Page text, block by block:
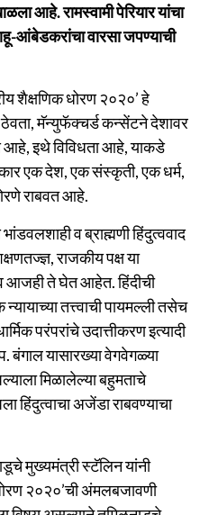
आहे. रामस्वामी पेरियार यांचा
आंबेडकरांचा वारसा जपण्याची
शैक्षणिक धोरण २०२०’ हे
मॅन्युफॅक्चर्ड कन्सेंटने देशावर
इथे विविधता आहे, याकडे
एक देश, एक संस्कृती, एक धर्म,
राबवत आहे.
व ब्राह्मणी हिंदुत्ववाद
राजकीय पक्ष या
आजही ते घेत आहेत. हिंदीची
तत्त्वाची पायमल्ली तसेच
परंपरांचे उदात्तीकरण इत्यादी
बंगाल यासारख्या वेगवेगळ्या
मिळालेल्या बहुमताचे
अजेंडा राबवण्याचा
मुख्यमंत्री स्टॅलिन यांनी
धोरण २०२०’ची अंमलबजावणी